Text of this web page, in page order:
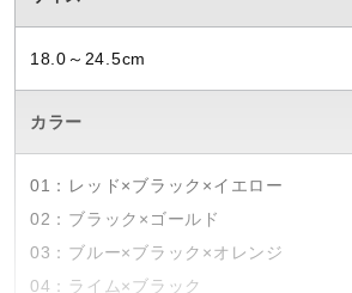
ジュニア／キッズ
コラボ／ライセンス
18.0～24.5cm
カラー
01：レッド×ブラック×イエロー
02：ブラック×ゴールド
03：ブルー×ブラック×オレンジ
04：ライム×ブラック